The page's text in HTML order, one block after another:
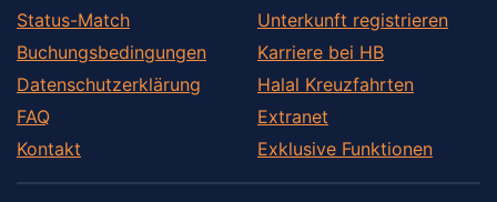
Status-Match
Buchungsbedingungen
Datenschutzerklärung
FAQ
Kontakt
Unterkunft registrieren
Karriere bei HB
Halal Kreuzfahrten
Extranet
Exklusive Funktionen